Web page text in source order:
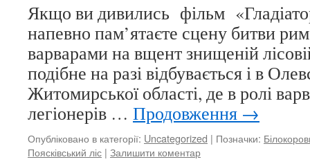
Якщо ви дивились фільм
напевно пам’ятаєте сцену битви
варварами на вщент знищеній
подібне на разі відбувається і в
Житомирської області, де в ролі
легіонерів … Продовження →
Опубліковано в категорії: Uncategorized | Позначки:
Поясківський ліс | Залишити коментар